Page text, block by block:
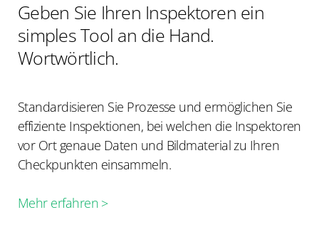
Geben Sie Ihren Inspektoren ein
simples Tool an die Hand.
Wortwörtlich.
Standardisieren Sie Prozesse und ermöglichen Sie
effiziente Inspektionen, bei welchen die Inspektoren
vor Ort genaue Daten und Bildmaterial zu Ihren
Checkpunkten einsammeln.
Mehr erfahren >